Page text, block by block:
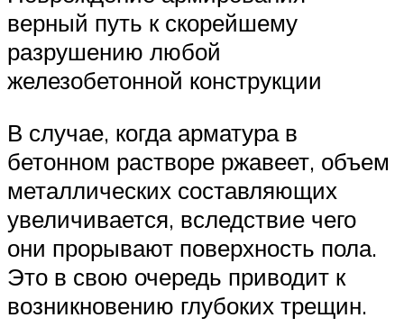
верный путь к скорейшему
разрушению любой
железобетонной конструкции
В случае, когда арматура в
бетонном растворе ржавеет, объем
металлических составляющих
увеличивается, вследствие чего
они прорывают поверхность пола.
Это в свою очередь приводит к
возникновению глубоких трещин.